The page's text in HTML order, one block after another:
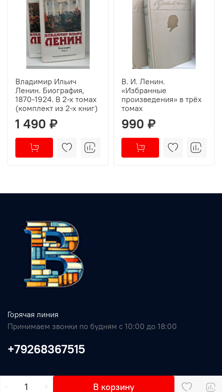
В корзину
Владимир Ильич
Ленин. Биография,
1870-1924. В 2-х томах
(комплект из 2-х книг)
1 490 ₽
В. И. Ленин.
«Избранные
произведения» в трёх
томах
990 ₽
Горячая линия
Принимаем звонки по будням с 10:00 до 18:00
+79268367515